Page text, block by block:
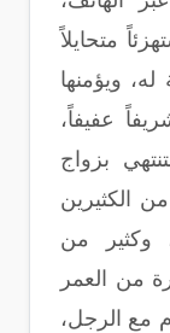
متحايلاً
ويؤمنها
عفيفاً،
بزواج
الكثيرين
وكثير من
من العمر
مع الرجل،